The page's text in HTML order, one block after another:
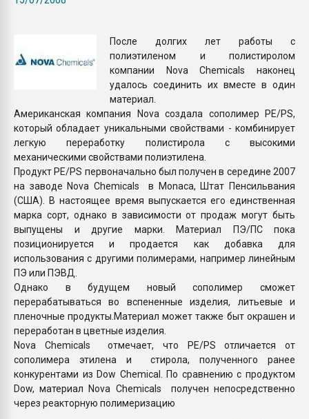
ПЕРЕЙТИ НА
После долгих лет работы с
полиэтиленом и полистиролом
компании Nova Chemicals наконец
удалось соединить их вместе в один
материал.
Американская компания Nova создала сополимер PE/PS,
который обладает уникальными свойствами - комбинирует
легкую переработку полистирола с высокими
механическими свойствами полиэтилена.
Продукт PE/PS первоначально был получен в середине 2007
на заводе Nova Chemicals в Monaca, Штат Пенсильвания
(США). В настоящее время выпускается его единственная
марка сорт, однако в зависимости от продаж могут быть
выпущены и другие марки. Материал ПЭ/ПС пока
позиционируется и продается как добавка для
использования с другими полимерами, например линейным
ПЭ или ПЭВД.
Однако в будущем новый сополимер сможет
перерабатываться во вспененные изделия, литьевые и
пленочные продукты.Материал может также быт окрашен и
переработан в цветные изделия.
Nova Chemicals отмечает, что PE/PS отличается от
сополимера этилена и стирола, полученного ранее
конкурентами из Dow Chemical. По сравнению с продуктом
Dow, материал Nova Chemicals получен непосредственно
через реакторную полимеризацию